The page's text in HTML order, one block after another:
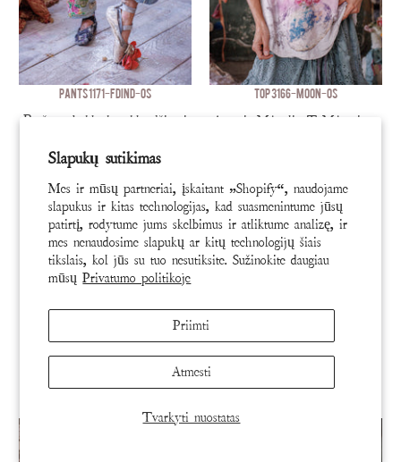
Slapukų sutikimas
Mes ir mūsų partneriai, įskaitant „Shopify“, naudojame
slapukus ir kitas technologijas, kad suasmenintume jūsų
patirtį, rodytume jums skelbimus ir atliktume analizę, ir
mes nenaudosime slapukų ar kitų technologijų šiais
tikslais, kol jūs su tuo nesutiksite. Sužinokite daugiau
mūsųPrivatumo politikoje
Tvarkyti nuostatas
Priimti
Atmesti
PANTS 1171-FDIND-OS
Beržo stebuklo kasyklų džinsai
ADD TO CART
TOP 3166-MOON-OS
Aura ir Mėnulio T Mėnesiena
ADD TO CART